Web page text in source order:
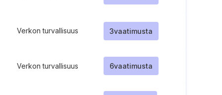
Verkon turvallisuus 3vaatimusta
Verkon turvallisuus 6vaatimusta